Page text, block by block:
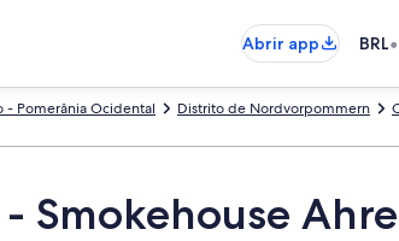
Abrir app
BRL•
Distrito de Nordvorpommern
- Pomerânia Ocidental
Smokehouse